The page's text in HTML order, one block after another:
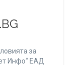
за
Инфо“ ЕАД